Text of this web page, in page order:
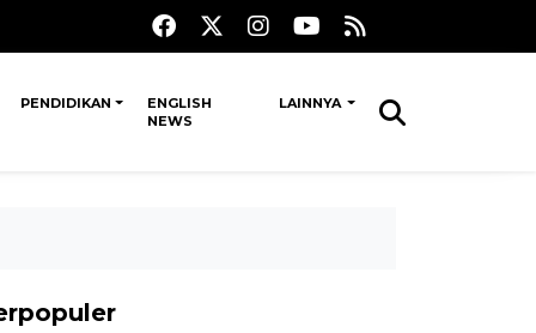
PENDIDIKAN
ENGLISH
NEWS
LAINNYA